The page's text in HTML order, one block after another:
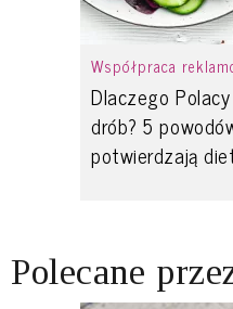
Współpraca
Dlaczego
drób? 5
potwierdzają
Polecane